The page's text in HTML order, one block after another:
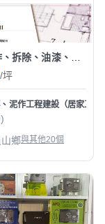
/坪
泥作工程建設（居家工程
鄉與其他20個